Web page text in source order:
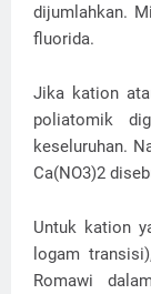
dijumlahkan.
fluorida.
Jika kation
poliatomik
keseluruhan.
Ca(NO3)2
Untuk kation
logam
Romawi